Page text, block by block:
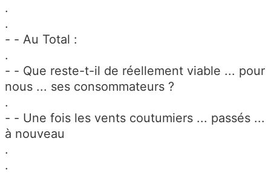
.
.
- - Au Total :
.
- - Que reste-t-il de réellement viable ... pour
nous ... ses consommateurs ?
.
- - Une fois les vents coutumiers ... passés ...
à nouveau
.
.